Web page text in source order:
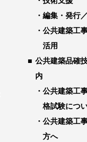
編集・発行
公共建築工
活用
公共建築品確
内
公共建築工
格試験につ
公共建築工
方へ